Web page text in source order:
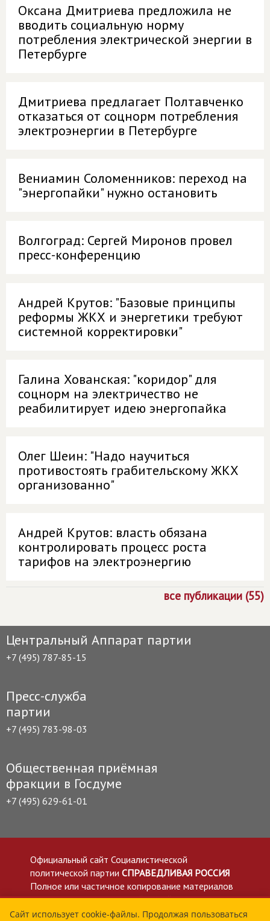
Оксана Дмитриева предложила не
вводить социальную норму
потребления электрической энергии в
Петербурге
Дмитриева предлагает Полтавченко
отказаться от соцнорм потребления
электроэнергии в Петербурге
Вениамин Соломенников: переход на
"энергопайки" нужно остановить
Волгоград: Сергей Миронов провел
пресс-конференцию
Андрей Крутов: "Базовые принципы
реформы ЖКХ и энергетики требуют
системной корректировки"
Галина Хованская: "коридор" для
соцнорм на электричество не
реабилитирует идею энергопайка
Олег Шеин: "Надо научиться
противостоять грабительскому ЖКХ
организованно"
Андрей Крутов: власть обязана
контролировать процесс роста
тарифов на электроэнергию
все публикации (55)
Центральный Аппарат партии
+7 (495) 787-85-15
Пресс-служба
партии
+7 (495) 783-98-03
Общественная приёмная
фракции в Госдуме
+7 (495) 629-61-01
Официальный сайт Социалистической
политической партии СПРАВЕДЛИВАЯ РОССИЯ
Полное или частичное копирование материалов
приветствуется со ссылкой на сайт spravedlivo.ru
Политика в отношении обработки персональных
Сайт использует cookie-файлы. Продолжая пользоваться